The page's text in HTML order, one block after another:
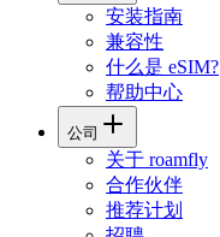
安装指南
兼容性
什么是 eSIM?
帮助中心
公司
关于 roamfly
合作伙伴
推荐计划